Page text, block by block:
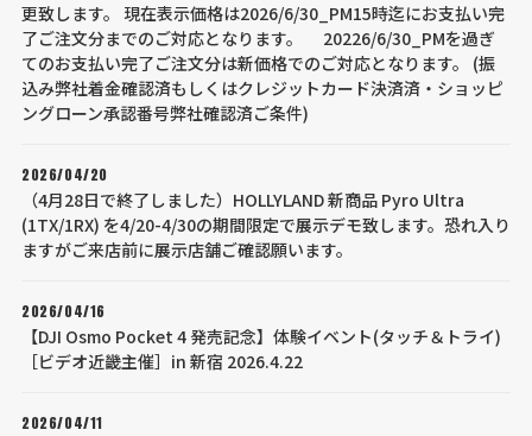
更致します。 現在表示価格は2026/6/30_PM15時迄にお支払い完
了ご注文分までのご対応となります。 20226/6/30_PMを過ぎ
てのお支払い完了ご注文分は新価格でのご対応となります。 (振
込み弊社着金確認済もしくはクレジットカード決済済・ショッピ
ングローン承認番号弊社確認済ご条件)
2026/04/20
（4月28日で終了しました）HOLLYLAND 新商品 Pyro Ultra
(1TX/1RX) を4/20-4/30の期間限定で展示デモ致します。恐れ入り
ますがご来店前に展示店舗ご確認願います。
2026/04/16
【DJI Osmo Pocket 4 発売記念】体験イベント(タッチ＆トライ)
［ビデオ近畿主催］in 新宿 2026.4.22
2026/04/11